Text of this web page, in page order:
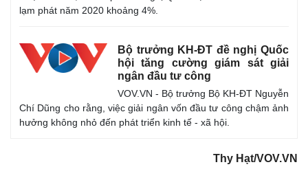
lạm phát năm 2020 khoảng 4%.
Bộ trưởng KH-ĐT đề nghị Quốc
hội tăng cường giám sát giải
ngân đầu tư công
VOV.VN - Bộ trưởng Bộ KH-ĐT Nguyễn
Chí Dũng cho rằng, việc giải ngân vốn đầu tư công chậm ảnh
hưởng không nhỏ đến phát triển kinh tế - xã hội.
Thy Hạt/VOV.VN